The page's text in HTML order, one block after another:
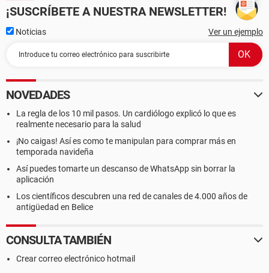
¡SUSCRÍBETE A NUESTRA NEWSLETTER!
Noticias Ver un ejemplo
NOVEDADES
La regla de los 10 mil pasos. Un cardiólogo explicó lo que es
realmente necesario para la salud
¡No caigas! Así es como te manipulan para comprar más en
temporada navideña
Así puedes tomarte un descanso de WhatsApp sin borrar la
aplicación
Los científicos descubren una red de canales de 4.000 años de
antigüedad en Belice
CONSULTA TAMBIÉN
Crear correo electrónico hotmail